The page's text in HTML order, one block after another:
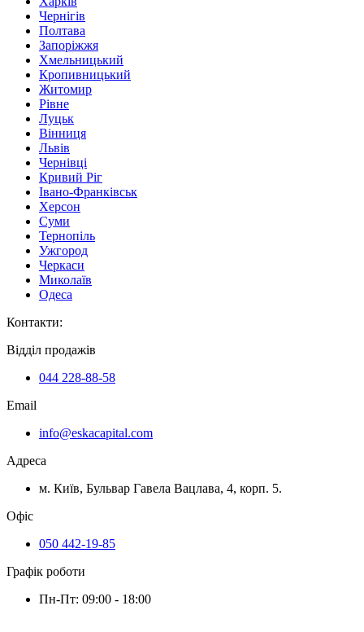
Чернігів
Полтава
Запоріжжя
Хмельницький
Кропивницький
Житомир
Рівне
Луцьк
Вінниця
Львів
Чернівці
Кривий Ріг
Івано-Франківськ
Херсон
Суми
Тернопіль
Ужгород
Черкаси
Миколаїв
Одеса
Контакти:
Відділ продажів
044 228-88-58
Email
info@eskacapital.com
Адреса
м. Київ, Бульвар Гавела Вацлава, 4, корп. 5.
Офіс
050 442-19-85
Графік роботи
Пн-Пт: 09:00 - 18:00